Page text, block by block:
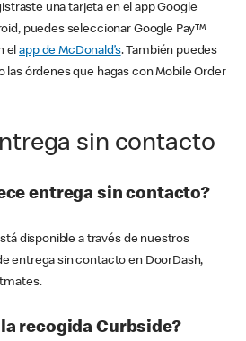
una tarjeta en el app Google
puedes seleccionar Google Pay™
elapp de McDonald’s. También puedes
las órdenes que hagas con Mobile Order
sin contacto
entrega sin contacto?
disponible a través de nuestros
entrega sin contacto en DoorDash,
recogida Curbside?